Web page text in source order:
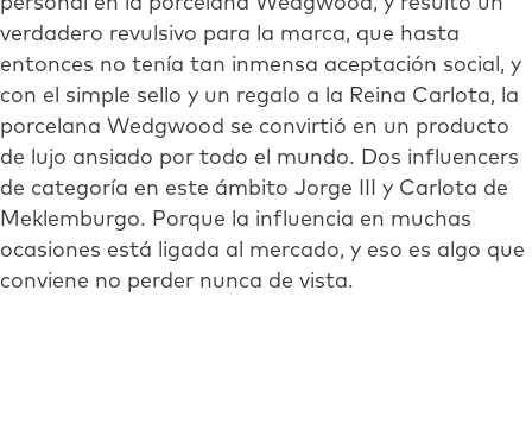
verdadero revulsivo para la marca, que hasta
entonces no tenía tan inmensa aceptación social, y
con el simple sello y un regalo a la Reina Carlota, la
porcelana Wedgwood se convirtió en un producto
de lujo ansiado por todo el mundo. Dos influencers
de categoría en este ámbito Jorge III y Carlota de
Meklemburgo. Porque la influencia en muchas
ocasiones está ligada al mercado, y eso es algo que
conviene no perder nunca de vista.